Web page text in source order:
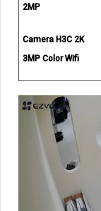
2MP
Camera H3C 2K
3MP Color Wifi